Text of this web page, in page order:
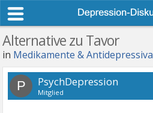
Alternative zu Tavor
in Medikamente & Antidepressiva
P PsychDepression
Mitglied